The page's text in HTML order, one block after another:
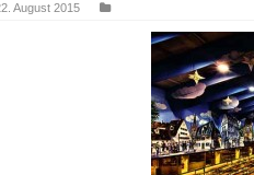
August 2015